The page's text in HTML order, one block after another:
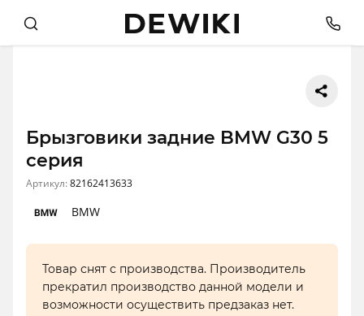
Брызговики задние BMW G30 5
серия
Артикул:82162413633
BMW
Товар снят с производства. Производитель
прекратил производство данной модели и
возможности осуществить предзаказ нет.